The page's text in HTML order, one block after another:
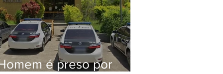
é preso por